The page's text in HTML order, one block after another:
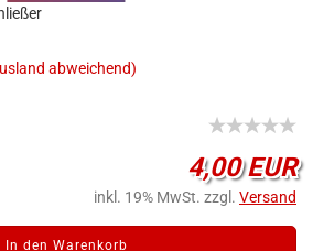
abweichend)
4,00 EUR
inkl. 19% MwSt. zzgl. Versand
In den Warenkorb